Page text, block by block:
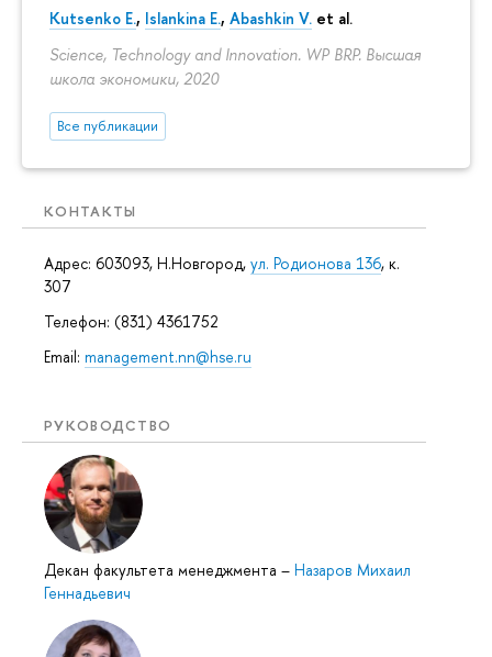
Kutsenko E., Islankina E., Abashkin V. et al.
Science, Technology and Innovation. WP BRP. Высшая
школа экономики, 2020
Все публикации
КОНТАКТЫ
Адрес: 603093, Н.Новгород, ул. Родионова 136, к.
307
Телефон: (831) 4361752
Email: management.nn@hse.ru
РУКОВОДСТВО
Декан факультета менеджмента – Назаров Михаил
Геннадьевич